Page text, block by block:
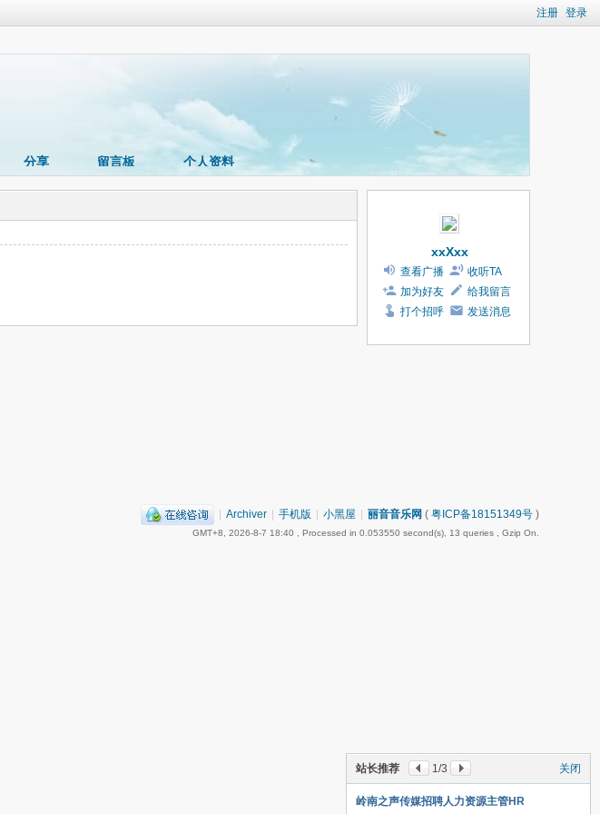
注册 登录
分享 留言板 个人资料
xxXxx
查看广播
收听TA
加为好友
给我留言
打个招呼
发送消息
关闭
站长推荐 1/3
岭南之声传媒招聘人力资源主管HR
| Archiver | 手机版 | 小黑屋 | 丽音音乐网 ( 粤ICP备18151349号 )
GMT+8, 2026-8-7 18:40 , Processed in 0.053550 second(s), 13 queries , Gzip On.